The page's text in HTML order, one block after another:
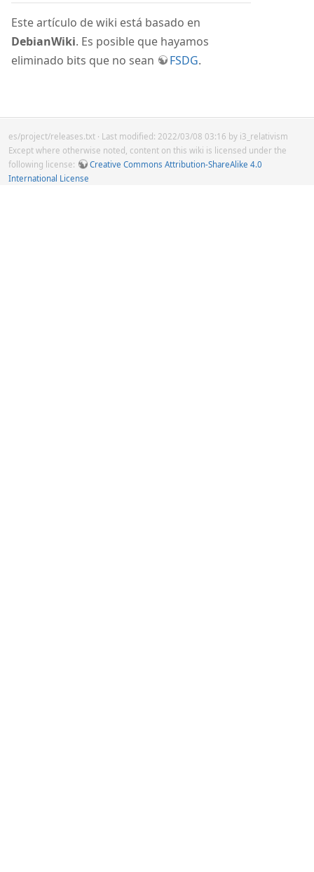
Este artículo de wiki está basado en
DebianWiki. Es posible que hayamos
eliminado bits que no sean
FSDG.
es/project/releases.txt· Last modified: 2022/03/08 03:16 by i3_relativism
Except where otherwise noted, content on this wiki is licensed under the
following license:
Creative Commons Attribution-ShareAlike 4.0
International License